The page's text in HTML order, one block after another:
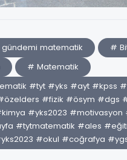
gündemi matematik
#
# Matematik
#tyt #yks #ayt #kpss
#fizik #ösym #dgs
#yks2023 #motivasyon
#tytmatematik #ales
#okul #coğrafya